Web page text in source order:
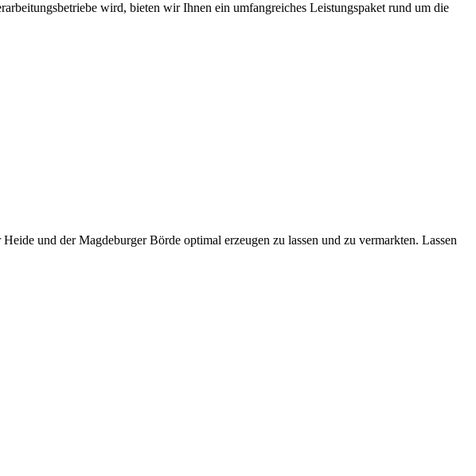
wird, bieten wir Ihnen ein umfangreiches Leistungspaket rund um die
und der Magdeburger Börde optimal erzeugen zu lassen und zu vermarkten. Lassen